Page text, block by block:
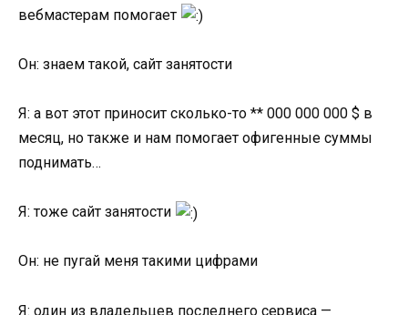
вебмастерам помогает
Он: знаем такой, сайт занятости
Я: а вот этот приносит сколько-то ** 000 000 000 $ в
месяц, но также и нам помогает офигенные суммы
поднимать…
Я: тоже сайт занятости
Он: не пугай меня такими цифрами
Я: один из владельцев последнего сервиса —